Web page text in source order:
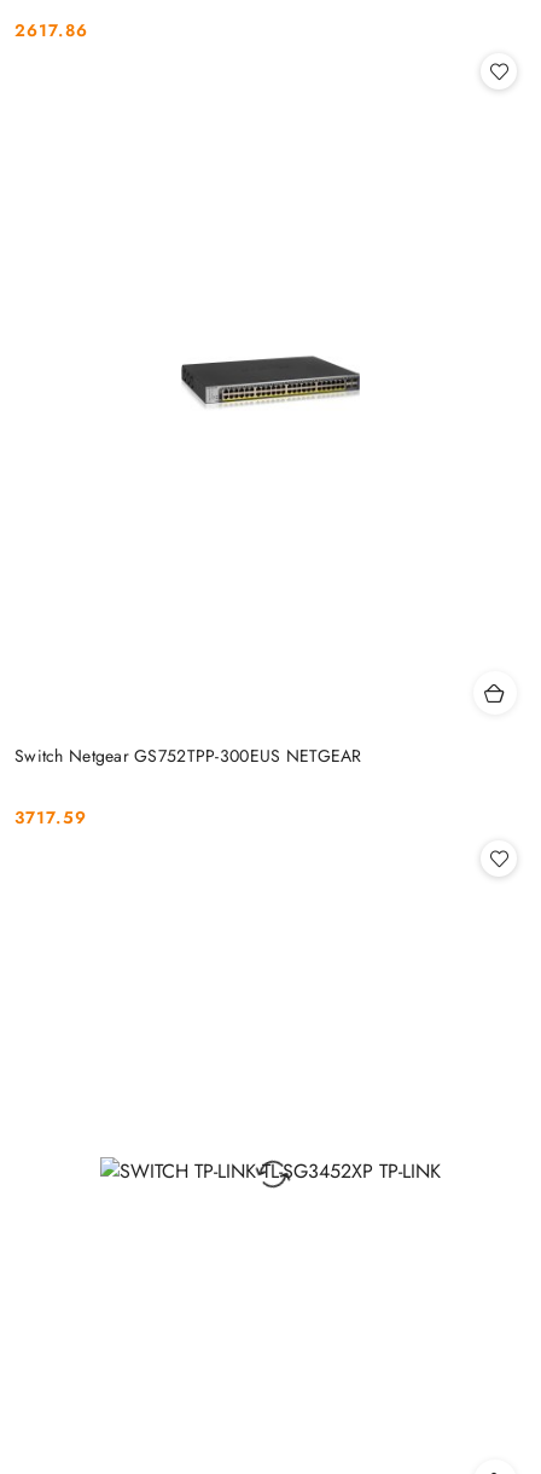
Cena:
2617.86
Switch Netgear GS752TPP-300EUS NETGEAR
Cena:
3717.59